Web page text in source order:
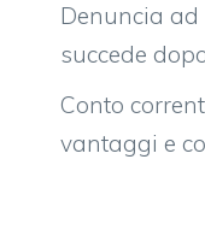
Denuncia ad
succede
Conto
vantaggi e